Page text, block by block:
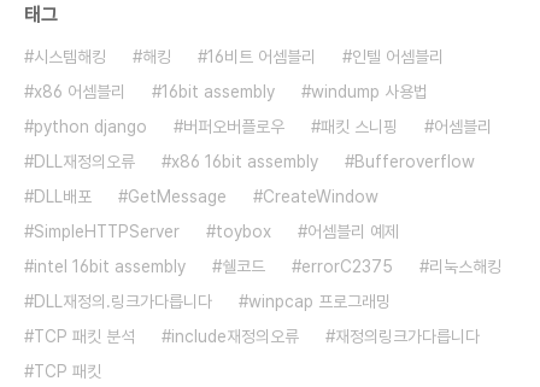
태그
시스템해킹 해킹 16비트 어셈블리
인텔 어셈블리
x86 어셈블리
16bit assembly
windump 사용법
python django
버퍼오버플로우 패킷 스니핑
어셈블리
DLL재정의오류
x86 16bit assembly
Bufferoverflow
DLL배포
GetMessage
CreateWindow
SimpleHTTPServer
toybox
어셈블리 예제
intel 16bit assembly
쉘코드 errorC2375
리눅스해킹
DLL재정의.링크가다릅니다
winpcap 프로그래밍
TCP 패킷 분석
include재정의오류
재정의링크가다릅니다
TCP 패킷